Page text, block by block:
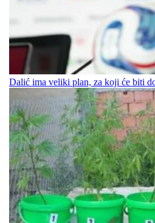
Dalić ima veliki plan, za koji će biti